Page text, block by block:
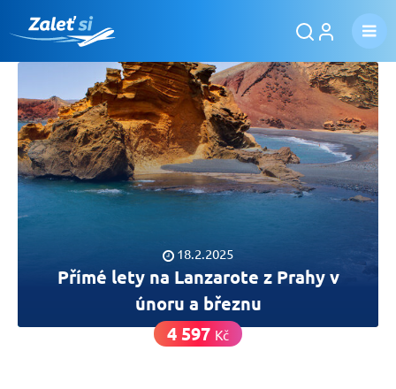
18.2.2025
Přímé lety na Lanzarote z Prahy v
únoru a březnu
4 597 Kč